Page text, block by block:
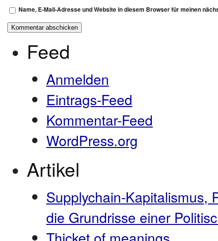
Name, E-Mail-Adresse und Website in diesem Browser für meinen
Feed
Anmelden
Eintrags-Feed
Kommentar-Feed
WordPress.org
Artikel
Supplychain-Kapitalismus,
die Grundrisse einer